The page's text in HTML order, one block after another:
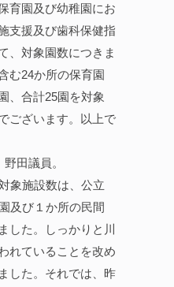
育園及び幼稚園にお
支援及び歯科保健指
、対象園数につきま
む24か所の保育園
、合計25園を対象
ございます。以上で
田議員。
施設数は、公立
及び１か所の民間
した。しっかりと川
れていることを改め
した。それでは、昨